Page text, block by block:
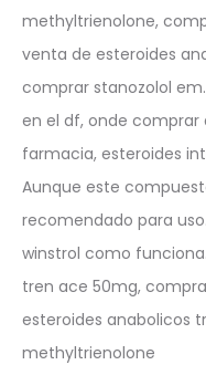
methyltrienolone,
venta de esteroides
comprar stanozolol
en el df, onde comprar
farmacia, esteroides
Aunque este
recomendado para
winstrol como
tren ace 50mg,
esteroides anabolicos
methyltrienolone